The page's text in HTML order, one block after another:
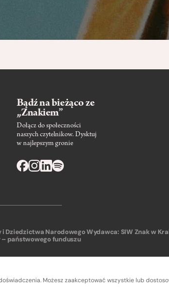
Bądź na bieżąco ze
„Znakiem”
Dołącz do społeczności
naszych czytelnikow. Dysktuj
w najlepszym gronie
Dziedzictwa Narodowego
państwowego funduszu
Wydawca: SIW Znak w
Możesz zaakceptować wszystkie lub